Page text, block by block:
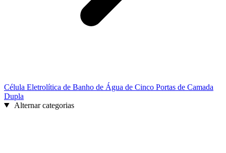
Célula Eletrolítica de Banho de Água de Cinco Portas de Camada
Dupla
Alternar categorias